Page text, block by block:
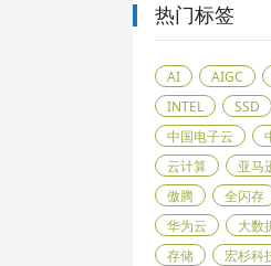
热门标签
AI AIGC
INTEL
SSD
中国电子云
云计算
亚马
傲腾
全闪存
华为云
大数
存储
宏杉科